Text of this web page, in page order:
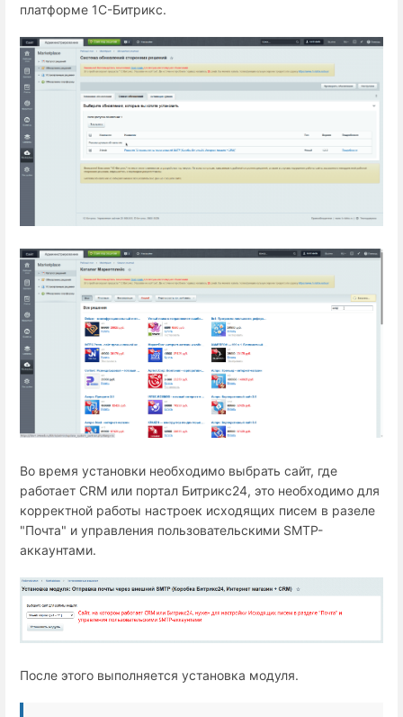
платформе 1С-Битрикс.
Во время установки необходимо выбрать сайт, где
работает СRM или портал Битрикс24, это необходимо для
корректной работы настроек исходящих писем в разеле
"Почта" и управления пользовательскими SMTP-
аккаунтами.
После этого выполняется установка модуля.